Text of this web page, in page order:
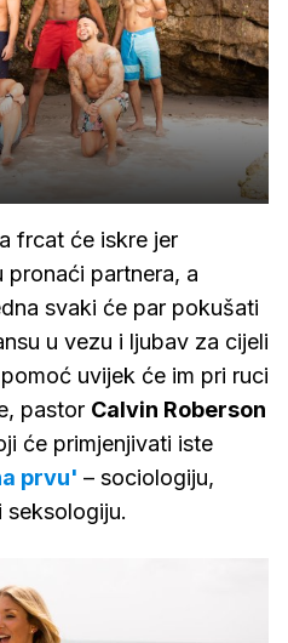
frcat će iskre jer
pronaći partnera, a
svaki će par pokušati
u vezu i ljubav za cijeli
uvijek će im pri ruci
pastor Calvin Roberson
će primjenjivati iste
prvu' – sociologiju,
seksologiju.